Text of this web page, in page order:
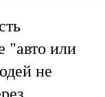
"авто или
не